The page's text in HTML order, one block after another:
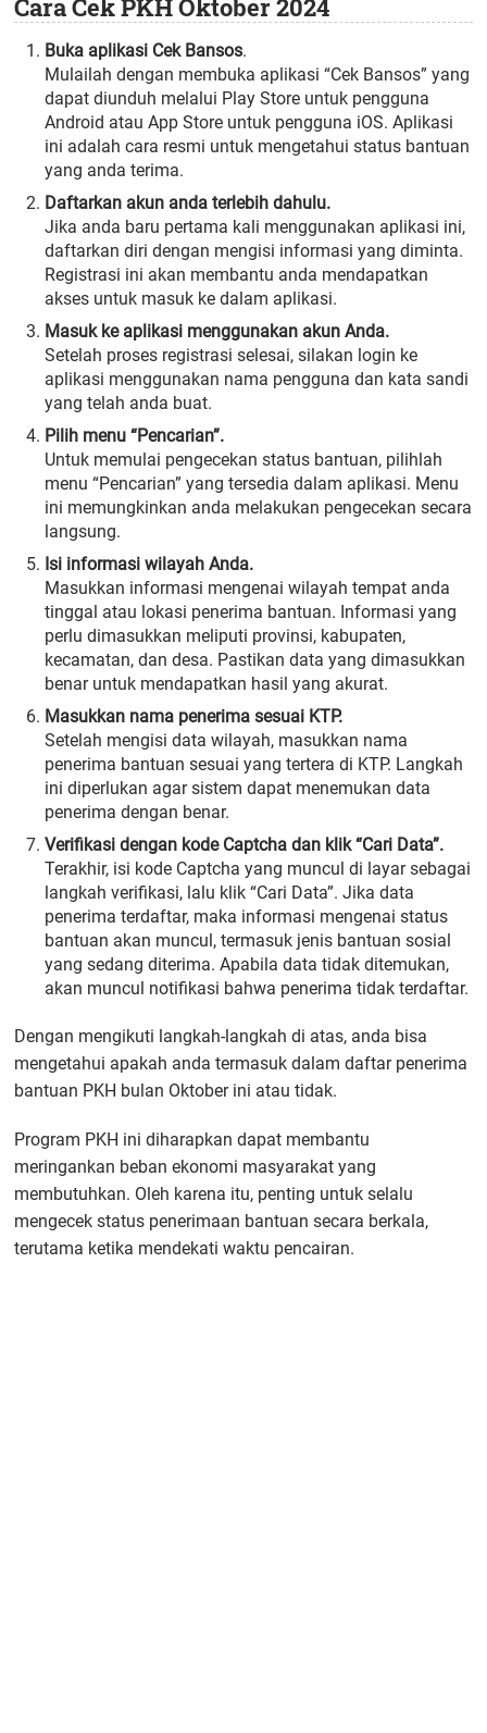
Cara Cek PKH Oktober 2024
Buka aplikasi Cek Bansos.
Mulailah dengan membuka aplikasi “Cek Bansos” yang
dapat diunduh melalui Play Store untuk pengguna
Android atau App Store untuk pengguna iOS. Aplikasi
ini adalah cara resmi untuk mengetahui status bantuan
yang anda terima.
Daftarkan akun anda terlebih dahulu.
Jika anda baru pertama kali menggunakan aplikasi ini,
daftarkan diri dengan mengisi informasi yang diminta.
Registrasi ini akan membantu anda mendapatkan
akses untuk masuk ke dalam aplikasi.
Masuk ke aplikasi menggunakan akun Anda.
Setelah proses registrasi selesai, silakan login ke
aplikasi menggunakan nama pengguna dan kata sandi
yang telah anda buat.
Pilih menu “Pencarian”.
Untuk memulai pengecekan status bantuan, pilihlah
menu “Pencarian” yang tersedia dalam aplikasi. Menu
ini memungkinkan anda melakukan pengecekan secara
langsung.
Isi informasi wilayah Anda.
Masukkan informasi mengenai wilayah tempat anda
tinggal atau lokasi penerima bantuan. Informasi yang
perlu dimasukkan meliputi provinsi, kabupaten,
kecamatan, dan desa. Pastikan data yang dimasukkan
benar untuk mendapatkan hasil yang akurat.
Masukkan nama penerima sesuai KTP.
Setelah mengisi data wilayah, masukkan nama
penerima bantuan sesuai yang tertera di KTP. Langkah
ini diperlukan agar sistem dapat menemukan data
penerima dengan benar.
Verifikasi dengan kode Captcha dan klik “Cari Data”.
Terakhir, isi kode Captcha yang muncul di layar sebagai
langkah verifikasi, lalu klik “Cari Data”. Jika data
penerima terdaftar, maka informasi mengenai status
bantuan akan muncul, termasuk jenis bantuan sosial
yang sedang diterima. Apabila data tidak ditemukan,
akan muncul notifikasi bahwa penerima tidak terdaftar.
Dengan mengikuti langkah-langkah di atas, anda bisa
mengetahui apakah anda termasuk dalam daftar penerima
bantuan PKH bulan Oktober ini atau tidak.
Program PKH ini diharapkan dapat membantu
meringankan beban ekonomi masyarakat yang
membutuhkan. Oleh karena itu, penting untuk selalu
mengecek status penerimaan bantuan secara berkala,
terutama ketika mendekati waktu pencairan.